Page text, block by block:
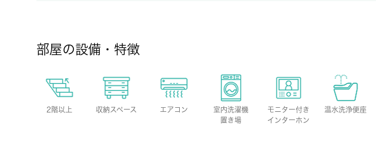
部屋の設備・特徴
2階以上 収納スペース エアコン
室内洗濯機
置き場
モニター付き
インターホン
温水洗浄便座